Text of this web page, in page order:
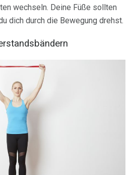
wechseln. Deine Füße sollten
dich durch die Bewegung drehst.